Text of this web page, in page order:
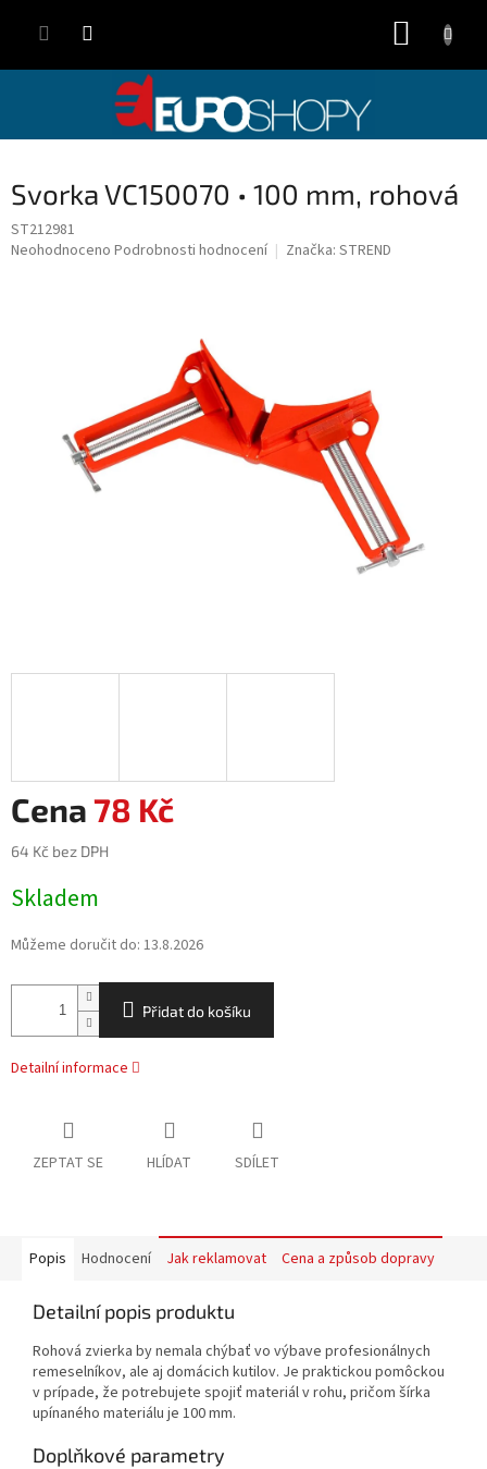
Svorka VC150070 • 100 mm, rohová
ST212981
Průměrné
Neohodnoceno Podrobnosti hodnocení Značka: STREND
78 Kč
64 Kč bez DPH
cena:
Skladem
Můžeme doručit do: 13.8.2026
Přidat do košíku
Detailní informace
ZEPTAT SE HLÍDAT SDÍLET
Popis Hodnocení Jak reklamovat Cena a způsob dopravy
Detailní popis produktu
Rohová zvierka by nemala chýbať vo výbave profesionálnych
remeselníkov, ale aj domácich kutilov. Je praktickou pomôckou
v prípade, že potrebujete spojiť materiál v rohu, pričom šírka
upínaného materiálu je 100 mm.
Doplňkové parametry